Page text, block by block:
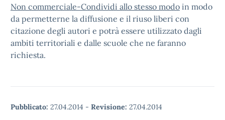
Non commerciale-Condividi allo stesso modo in modo
da permetterne la diffusione e il riuso liberi con
citazione degli autori e potrà essere utilizzato dagli
ambiti territoriali e dalle scuole che ne faranno
richiesta.
Pubblicato: 27.04.2014 - Revisione: 27.04.2014